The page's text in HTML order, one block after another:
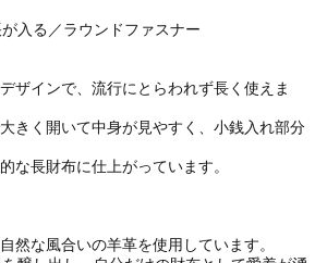
入る／ラウンドファスナー
ザインで、流行にとらわれず長く使えま
きく開いて中身が見やすく、小銭入れ部分
な長財布に仕上がっています。
然な風合いの羊革を使用しています。